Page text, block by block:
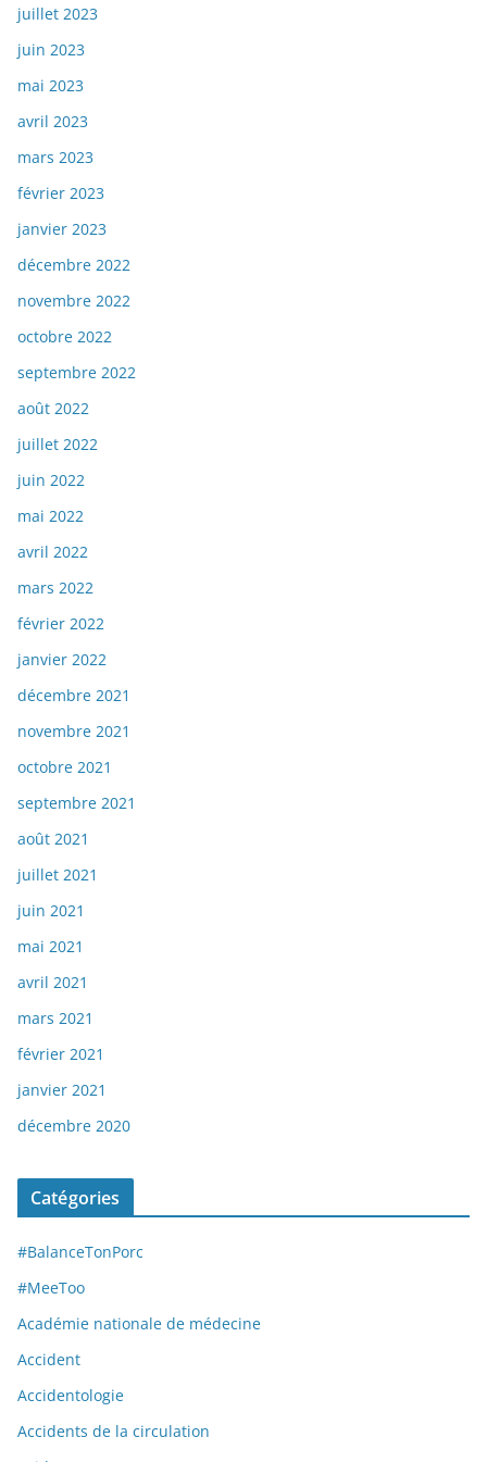
juillet 2023
juin 2023
mai 2023
avril 2023
mars 2023
février 2023
janvier 2023
décembre 2022
novembre 2022
octobre 2022
septembre 2022
août 2022
juillet 2022
juin 2022
mai 2022
avril 2022
mars 2022
février 2022
janvier 2022
décembre 2021
novembre 2021
octobre 2021
septembre 2021
août 2021
juillet 2021
juin 2021
mai 2021
avril 2021
mars 2021
février 2021
janvier 2021
décembre 2020
Catégories
#BalanceTonPorc
#MeeToo
Académie nationale de médecine
Accident
Accidentologie
Accidents de la circulation